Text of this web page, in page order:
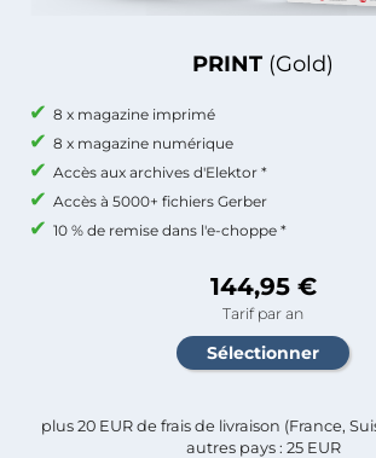
PRINT (Gold)
8 x magazine imprimé
8 x magazine numérique
Accès aux archives d'Elektor *
Accès à 5000+ fichiers Gerber
10 % de remise dans l'e-choppe *
144,95 €
Tarif par an
plus 20 EUR de frais de livraison (France,
autres pays : 25 EUR